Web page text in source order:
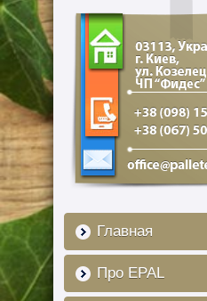
Главная
Про EPAL